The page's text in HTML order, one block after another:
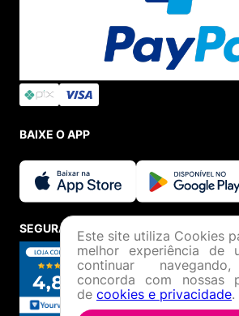
BAIXE O APP
SEGURANÇA E CREDIBILIDADE
Este site utiliza Cookies
melhor experiência de
continuar
concorda com nossas
de cookies e privacidade.